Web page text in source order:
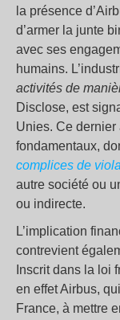
la présence
d’armer la junte
avec ses
humains.
activités de
Disclose, est
Unies. Ce
fondamentaux,
complices de
autre société ou
ou indirecte.
L’implication
contrevient
Inscrit dans la loi
en effet Airbus,
France, à mettre